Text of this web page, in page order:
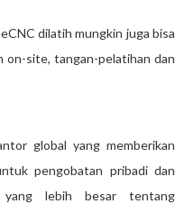
dilatih mungkin juga bisa
on-site, tangan-pelatihan dan
global yang memberikan
pengobatan pribadi dan
yang lebih besar tentang